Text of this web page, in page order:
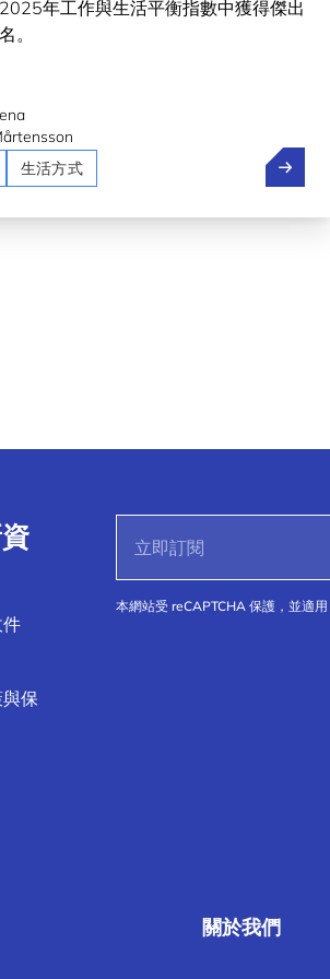
welcoming country for expats in 2026
年工作與生活平衡指數中獲得傑出
。
生活方式 盧森堡
保
本網站受 reCAPTCHA 保護，並適
關於我們